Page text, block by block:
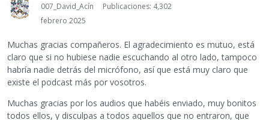
007_David_Acín
Publicaciones: 4,302
febrero 2025
Muchas gracias compañeros. El agradecimiento es mutuo, está
claro que si no hubiese nadie escuchando al otro lado, tampoco
habría nadie detrás del micrófono, así que está muy claro que
existe el podcast más por vosotros.
Muchas gracias por los audios que habéis enviado, muy bonitos
todos ellos, y disculpas a todos aquellos que no entraron, que